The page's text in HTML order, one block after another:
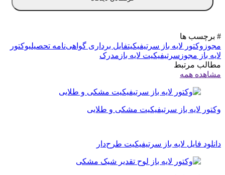
# برچسب ها
مجوز وکتور لایه باز سرتیفیکیتفایل برداری گواهی‌نامه تحصیلیوکتور
لایه باز مجوز سرتیفیکیت لایه باز مدرک
مطالب مرتبط
مشاهده همه
وکتور لایه باز سرتیفیکیت مشکی و طلایی
دانلود فایل لایه باز سرتیفیکیت طرح‌دار